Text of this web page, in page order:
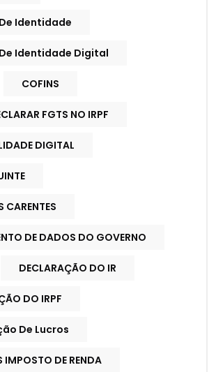
Identidade
Identidade Digital
COFINS
FGTS NO IRPF
DIGITAL
CARENTES
DE DADOS DO GOVERNO
DECLARAÇÃO DO IR
DO IRPF
De Lucros
IMPOSTO DE RENDA